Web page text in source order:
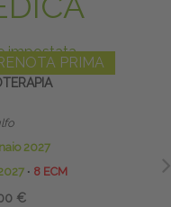
PRIMA
2027
∙ 8 ECM
€